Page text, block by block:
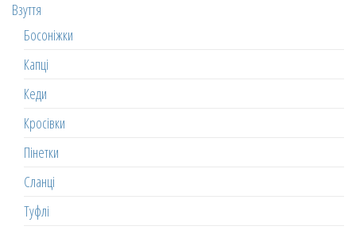
Взуття
Босоніжки
Капці
Кеди
Кросівки
Пінетки
Сланці
Туфлі